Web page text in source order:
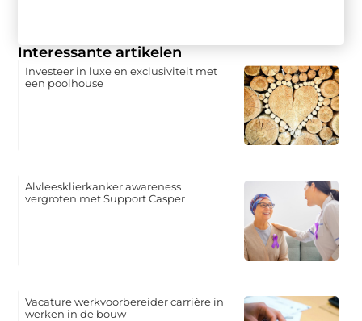
Interessante artikelen
Investeer in luxe en exclusiviteit met
een poolhouse
Alvleesklierkanker awareness
vergroten met Support Casper
Vacature werkvoorbereider carrière in
werken in de bouw